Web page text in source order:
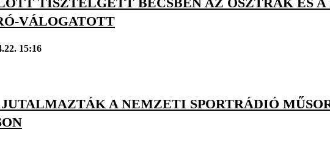
VÁLOGATOTT
15:16
A NEMZETI SPORTRÁDIÓ